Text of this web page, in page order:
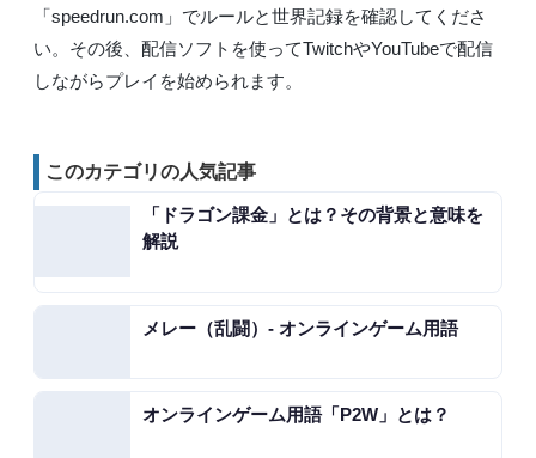
「speedrun.com」でルールと世界記録を確認してくださ
い。その後、配信ソフトを使ってTwitchやYouTubeで配信
しながらプレイを始められます。
このカテゴリの人気記事
「ドラゴン課金」とは？その背景と意味を
解説
メレー（乱闘）- オンラインゲーム用語
オンラインゲーム用語「P2W」とは？